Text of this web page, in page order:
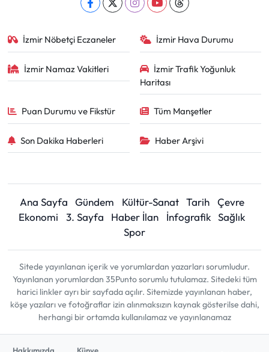
İzmir Nöbetçi Eczaneler İzmir Hava Durumu
İzmir Namaz Vakitleri
İzmir Trafik Yoğunluk
Haritası
Puan Durumu ve Fikstür Tüm Manşetler
Son Dakika Haberleri Haber Arşivi
Ana Sayfa Gündem Kültür-Sanat Tarih
Çevre
Ekonomi
3. Sayfa Haber İlan İnfografik Sağlık
Spor
Sitede yayınlanan içerik ve yorumlardan yazarları sorumludur.
Yayınlanan yorumlardan 35Punto sorumlu tutulamaz. Sitedeki tüm
harici linkler ayrı bir sayfada açılır. Sitemizde yayınlanan haber,
köşe yazıları ve fotoğraflar izin alınmaksızın kaynak gösterilse dahi,
herhangi bir ortamda kullanılamaz ve yayınlanamaz